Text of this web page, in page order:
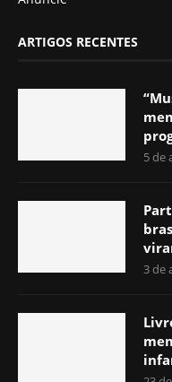
ARTIGOS RECENTES
5 de
3 de